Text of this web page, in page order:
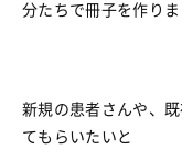
分たちで冊子を作りま
新規の患者さんや、
てもらいたいと